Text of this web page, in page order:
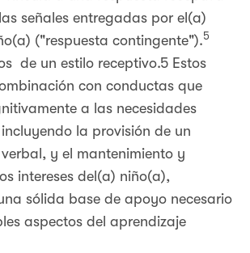
señales entregadas por el(a)
("respuesta contingente").5
de un estilo receptivo.5 Estos
con conductas que
a las necesidades
la provisión de un
y el mantenimiento y
intereses del(a) niño(a),
sólida base de apoyo necesario
aspectos del aprendizaje